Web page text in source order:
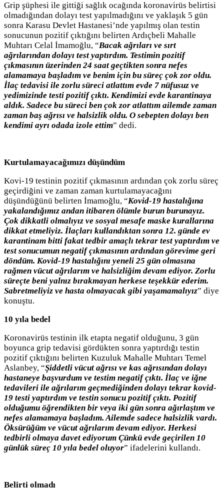
Grip şüphesi ile gittiği sağlık ocağında koronavirüs belirtisi
olmadığından dolayı test yapılmadığını ve yaklaşık 5 gün
sonra Karasu Devlet Hastanesi’nde yapılmış olan testin
sonucunun pozitif çıktığını belirten Ardıçbeli Mahalle
Muhtarı Celal İmamoğlu, “Bacak ağrıları ve sırt
ağrılarından dolayı test yaptırdım. Testimin pozitif
çıkmasının üzerinden 24 saat geçtikten sonra nefes
alamamaya başladım ve benim için bu süreç çok zor oldu.
İlaç tedavisi ile zorlu süreci atlattım evde 7 nüfusuz ve
yedimizinde testi pozitif çıktı. Kendimizi evde karantinaya
aldık. Sadece bu süreci ben çok zor atlattım ailemde zaman
zaman baş ağrısı ve halsizlik oldu. O sebepten dolayı ben
kendimi ayrı odada izole ettim” dedi.
Kurtulamayacağımızı düşündüm
Kovi-19 testinin pozitif çıkmasının ardından çok zorlu süreç
geçirdiğini ve zaman zaman kurtulamayacağını
düşündüğünü belirten İmamoğlu, “Kovid-19 hastalığına
yakalandığımız andan itibaren ölümle burun burunayız.
Çok dikkatli olmalıyız ve sosyal mesafe maske kurallarına
dikkat etmeliyiz. İlaçları kullandıktan sonra 12. günde ev
karantinam bitti fakat tedbir amaçlı tekrar test yaptırdım ve
test sonucumun negatif çıkmasının ardından görevime geri
döndüm. Kovid-19 hastalığını yeneli 25 gün olmasına
rağmen vücut ağrılarım ve halsizliğim devam ediyor. Zorlu
süreçte beni yalnız bırakmayan herkese teşekkür ederim.
Sabretmeliyiz ve hasta olmayacak gibi yaşamamalıyız” diye
konuştu.
10 yıla bedel
Koronavirüs testinin ilk etapta negatif olduğunu, 3 gün
boyunca grip tedavisi gördükten sonra yaptırdığı testin
pozitif çıktığını belirten Kuzuluk Mahalle Muhtarı Temel
Aslanbey, “Şiddetli vücut ağrısı ve kas ağrısından dolayı
hastaneye başvurdum ve testim negatif çıktı. İlaç ve iğne
tedavileri ile ağrılarım geçmediğinden dolayı tekrar kovid-
19 testi yaptırdım ve testin sonucu pozitif çıktı. Pozitif
olduğumu öğrendikten bir veya iki gün sonra ağırlaştım ve
nefes alamamaya başladım. Ailemde sadece halsizlik vardı.
Öksürüğüm ve vücut ağrılarım devam ediyor. Herkesi
tedbirli olmaya davet ediyorum Çünkü evde geçirilen 10
günlük süreç 10 yıla bedel oluyor” ifadelerini kullandı.
Belirti olmadı